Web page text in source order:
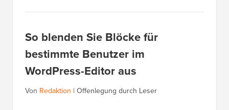
So blenden Sie Blöcke für
bestimmte Benutzer im
WordPress-Editor aus
Von Redaktion | Offenlegung durch Leser